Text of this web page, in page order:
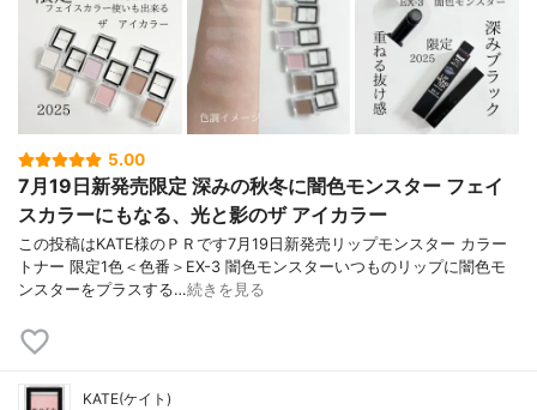
5.00
7月19日新発売限定 深みの秋冬に闇色モンスター フェイ
スカラーにもなる、光と影のザ アイカラー
この投稿はKATE様のＰＲです7月19日新発売リップモンスター カラー
トナー 限定1色＜色番＞EX-3 闇色モンスターいつものリップに闇色モ
ンスターをプラスする…続きを見る
KATE(ケイト)